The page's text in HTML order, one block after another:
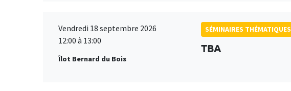
Vendredi 18 septembre 2026
12:00 à 13:00
Îlot Bernard du Bois
SÉMINAIRES THÉMATIQUES
TBA